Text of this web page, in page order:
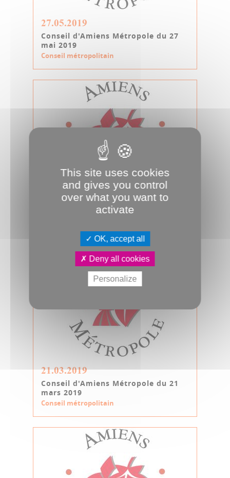
27.05.2019
Conseil d'Amiens Métropole du 27
mai 2019
Conseil métropolitain
02.05.2019
Conseil d'Amiens Métropole du 2
Conseil métropolitain
21.03.2019
Conseil d'Amiens Métropole du 21
mars 2019
Conseil métropolitain
This site uses cookies
and gives you control
over what you want to
activate
OK, accept all
Deny all cookies
Personalize